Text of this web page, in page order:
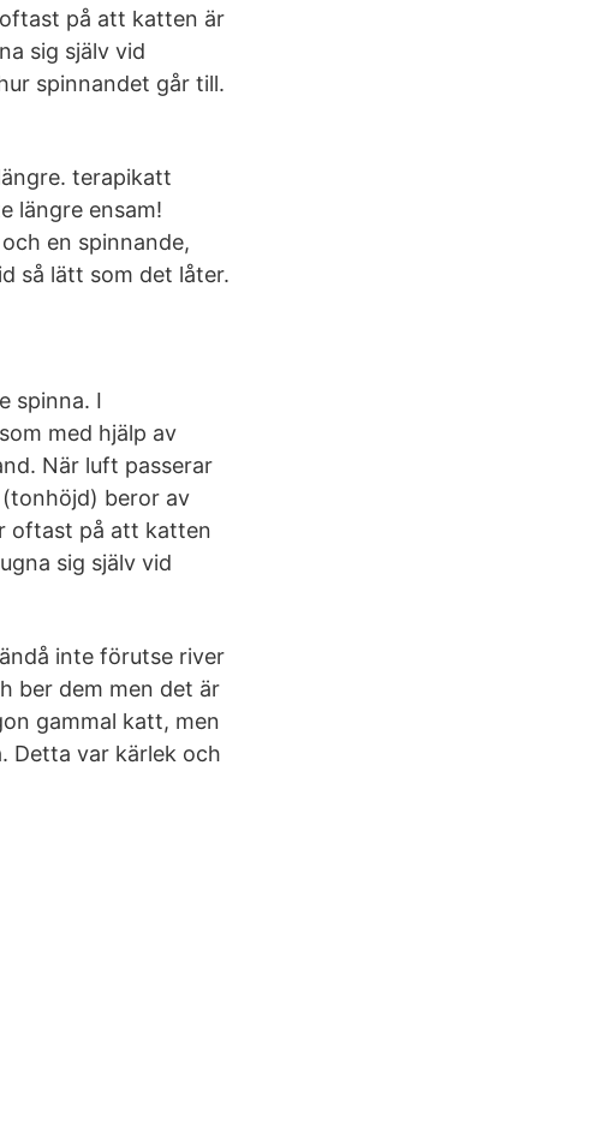
på att katten är
sig själv vid
spinnandet går till.
terapikatt
längre ensam!
en spinnande,
så lätt som det låter.
spinna. I
med hjälp av
När luft passerar
beror av
oftast på att katten
sig själv vid
inte förutse river
ber dem men det är
gammal katt, men
Detta var kärlek och